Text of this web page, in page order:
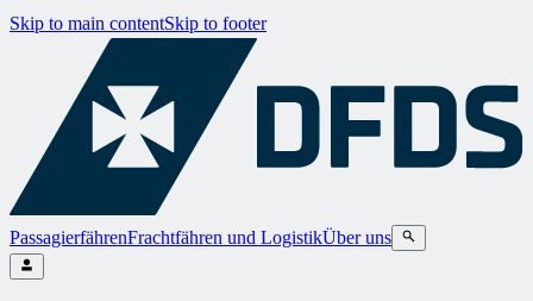
Skip to main contentSkip to footer
PassagierfährenFrachtfähren und LogistikÜber uns